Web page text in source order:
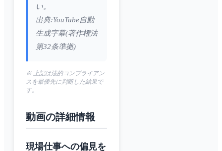
い。
出典:YouTube自動
生成字幕(著作権法
第32条準拠)
※ 上記は法的コンプライアン
スを最優先に判断した結果で
す。
動画の詳細情報
現場仕事への偏見を